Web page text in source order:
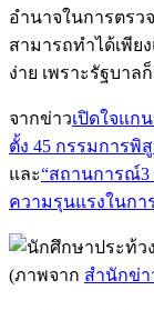
อำนาจในการตร
สามารถทำได้เพีย
ง่าย เพราะรัฐบา
จากข่าวเปิดใจแก
ตั้ง 45 กรรมการพิ
และ“สถานการณ์3
ความรุนแรงในก
(ภาพจาก สำนักข่